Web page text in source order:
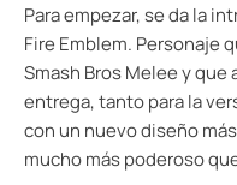
Para empezar, se da la
Fire Emblem. Personaje
Smash Bros Melee y
entrega, tanto para la
con un nuevo diseño
mucho más poderoso